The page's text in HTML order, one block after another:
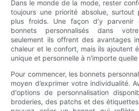
Dans le monde de la mode, rester
toujours une priorité absolue, surtout
plus froids. Une façon d’y parvenir
bonnets personnalisés dans
seulement ils offrent des avantages
chaleur et le confort, mais ils ajoutent
unique et personnelle à n'importe quelle
Pour commencer, les bonnets
moyen d’exprimer votre individualité.
d'options de personnalisation
broderies, des patchs et des